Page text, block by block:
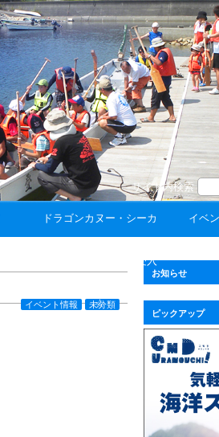
サイト内検索
ドラゴンカヌー・シーカ
ヤック体験 ☆団体受入
☆
イベ
イベント情報 未分類
お知らせ
ピックアップ